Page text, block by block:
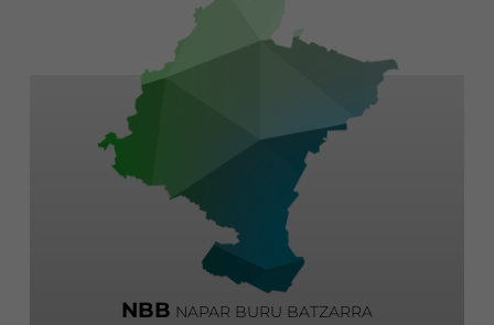
NBB NAPAR BURU BATZARRA